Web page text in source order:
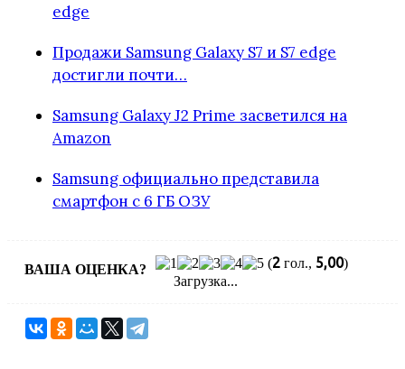
edge
Продажи Samsung Galaxy S7 и S7 edge
достигли почти…
Samsung Galaxy J2 Prime засветился на
Amazon
Samsung официально представила
смартфон с 6 ГБ ОЗУ
ВАША ОЦЕНКА? (2 гол., 5,00)
Загрузка...